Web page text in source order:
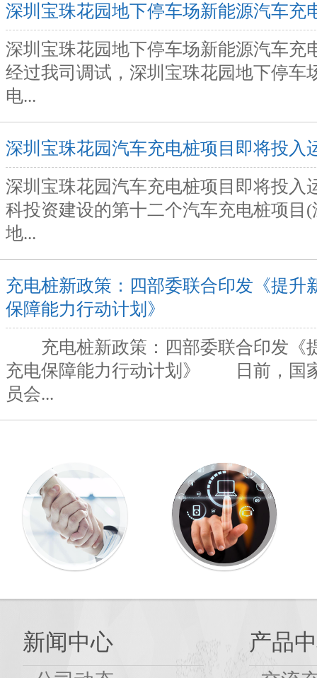
深圳宝珠花园地下停车场新能源汽车充
深圳宝珠花园地下停车场新能源汽车充
经过我司调试，深圳宝珠花园地下停车
电...
深圳宝珠花园汽车充电桩项目即将投入
深圳宝珠花园汽车充电桩项目即将投入
科投资建设的第十二个汽车充电桩项目
地...
充电桩新政策：四部委联合印发《提升
保障能力行动计划》
充电桩新政策：四部委联合印发《
充电保障能力行动计划》 日前，国
员会...
新闻中心 产品